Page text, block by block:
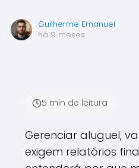
Guilherme Emanuel
há 9 meses
5 min de leitura
Gerenciar aluguel,
exigem relatórios